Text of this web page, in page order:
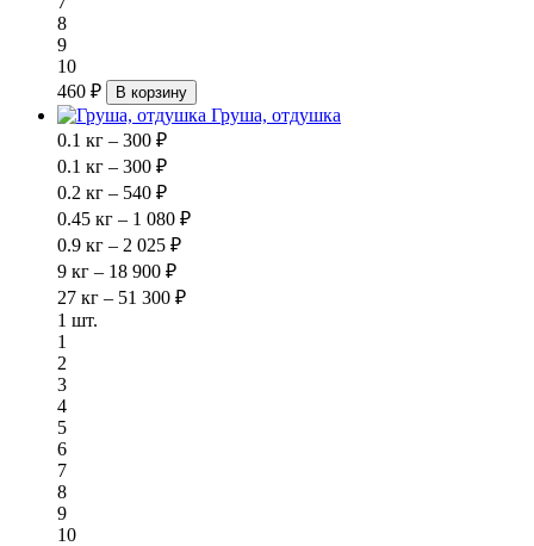
8
9
10
460 ₽
В корзину
Груша, отдушка
0.1 кг – 300 ₽
0.1 кг – 300 ₽
0.2 кг – 540 ₽
0.45 кг – 1 080 ₽
0.9 кг – 2 025 ₽
9 кг – 18 900 ₽
27 кг – 51 300 ₽
1 шт.
1
2
3
4
5
6
7
8
9
10